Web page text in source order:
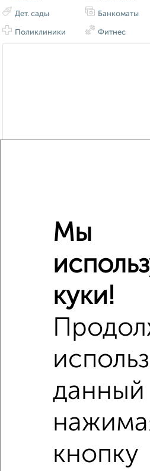
Дет. сады
Поликлиники
Банкоматы
Фитнес
Сравнение средних цен
3‑комнатные квартиры с
3
Средняя цена район
Средняя цена по городу
Мы
куки!
данный
кнопку